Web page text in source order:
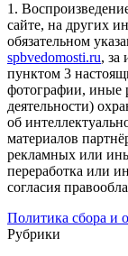
1.
сайте, на других
обязательном
spbvedomosti.ru, за
пунктом 3
фотографии, иные
деятельности)
об
материалов
рекламных или
переработка или
согласия
Политика сбора и
Рубрики